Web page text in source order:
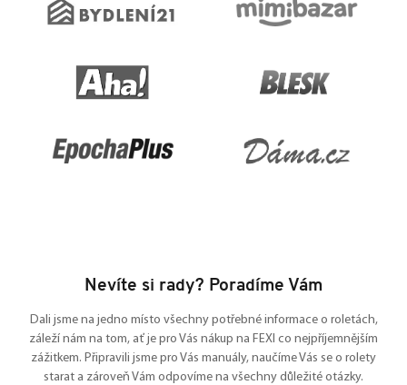
Nevíte si rady? Poradíme Vám
Dali jsme na jedno místo všechny potřebné informace o roletách,
záleží nám na tom, ať je pro Vás nákup na FEXI co nejpříjemnějším
zážitkem. Připravili jsme pro Vás manuály, naučíme Vás se o rolety
starat a zároveň Vám odpovíme na všechny důležité otázky.